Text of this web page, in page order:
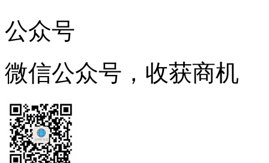
公众号
微信公众号，收获商机